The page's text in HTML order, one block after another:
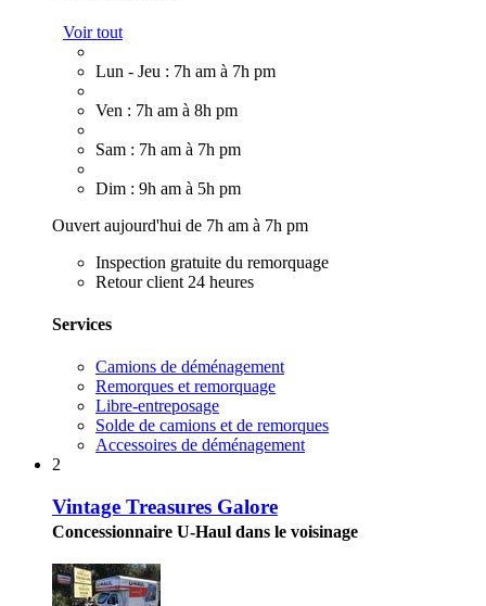
Voir tout
Lun - Jeu : 7h am à 7h pm
Ven : 7h am à 8h pm
Sam : 7h am à 7h pm
Dim : 9h am à 5h pm
Ouvert aujourd'hui de 7h am à 7h pm
Inspection gratuite du remorquage
Retour client 24 heures
Services
Camions de déménagement
Remorques et remorquage
Libre-entreposage
Solde de camions et de remorques
Accessoires de déménagement
2
Vintage Treasures Galore
Concessionnaire U-Haul dans le voisinage